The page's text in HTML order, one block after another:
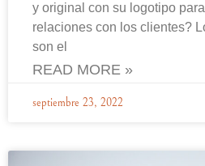
y original con su logotipo
relaciones con los clientes?
son el
READ MORE »
septiembre 23, 2022